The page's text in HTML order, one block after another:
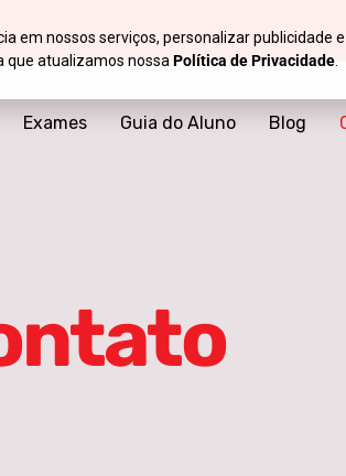
Exames Guia do Aluno Blog
em nossos serviços, personalizar publicidade
que atualizamos nossa Política de Privacidade